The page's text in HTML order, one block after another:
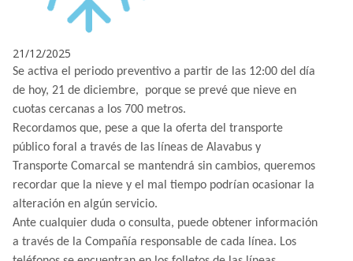
21/12/2025
Se activa el periodo preventivo a partir de las 12:00 del día
de hoy, 21 de diciembre, porque se prevé que nieve en
cuotas cercanas a los 700 metros.
Recordamos que, pese a que la oferta del transporte
público foral a través de las líneas de Alavabus y
Transporte Comarcal se mantendrá sin cambios, queremos
recordar que la nieve y el mal tiempo podrían ocasionar la
alteración en algún servicio.
Ante cualquier duda o consulta, puede obtener información
a través de la Compañía responsable de cada línea. Los